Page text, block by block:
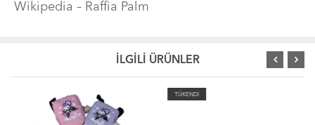
Wikipedia – Raffia Palm
İLGİLİ ÜRÜNLER
TÜKENDİ